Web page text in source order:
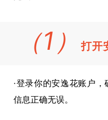
（1） 打开
·登录你的安逸花账户
信息正确无误。